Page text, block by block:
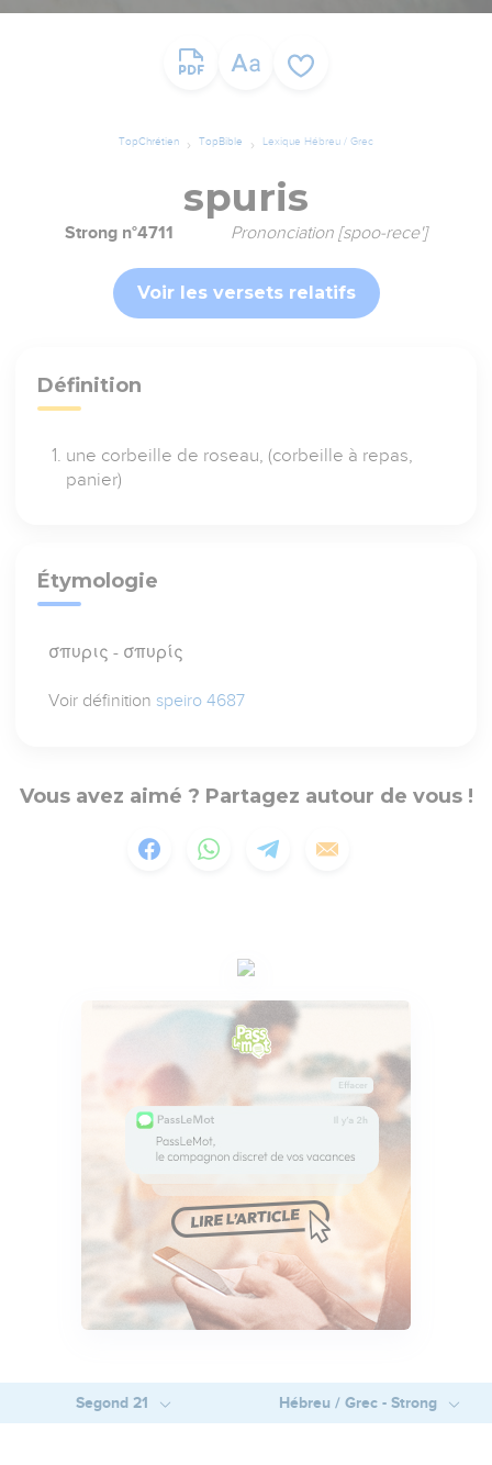
TopChrétien TopBible Lexique Hébreu / Grec
spuris
Strong n°4711 Prononciation [spoo-rece']
Voir les versets relatifs
Définition
une corbeille de roseau, (corbeille à repas,
panier)
Étymologie
σπυρις - σπυρίς
Voir définition speiro 4687
Vous avez aimé ? Partagez autour de vous !
Segond 21 Hébreu / Grec - Strong